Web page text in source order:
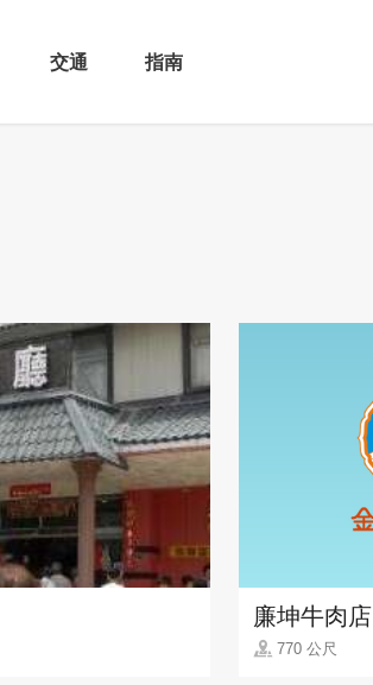
交通 指南
廉坤牛肉店
770 公尺